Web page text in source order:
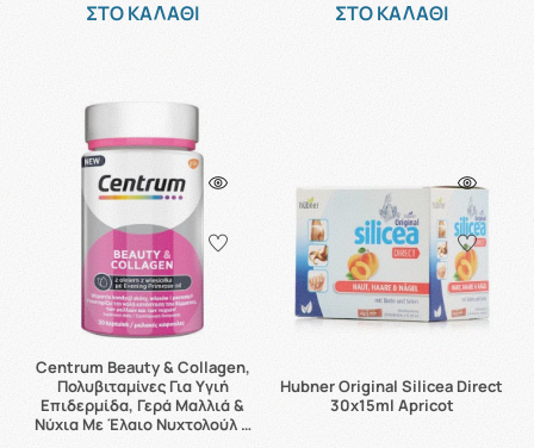
ΣΤΟ ΚΑΛΑΘΙ ΣΤΟ ΚΑΛΑΘΙ
Centrum Beauty & Collagen,
Πολυβιταμίνες Για Υγιή
Επιδερμίδα, Γερά Μαλλιά &
Νύχια Με Έλαιο Νυχτολούλ …
Hubner Original Silicea Direct
30x15ml Apricot